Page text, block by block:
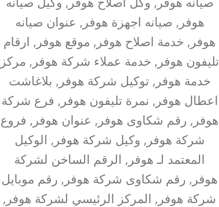
هوفر, صيانه اجهزة هوفر, عنوان صيانه
هوفر, خدمة اصلاح هوفر, موقع هوفر, ارقام
تليفون هوفر, خدمة عملاء شركة هوفر, مركز
خدمة هوفر, توكيل شركة هوفر, بلاغاشت
اعطال هوفر, نمرة تليفون هوفر, فرع شركة
هوفر, رقم شكاوى هوفر, عنوان هوفر, فروع
شركة هوفر, وكيل شركة هوفر, الوكيل
المعتمد لـ هوفر, الرقم الساخن لشركة
هوفر, رقم شكاوى شركة هوفر, رقم موبايل
شركة هوفر, المركز الرئيسي لشركة هوفر,